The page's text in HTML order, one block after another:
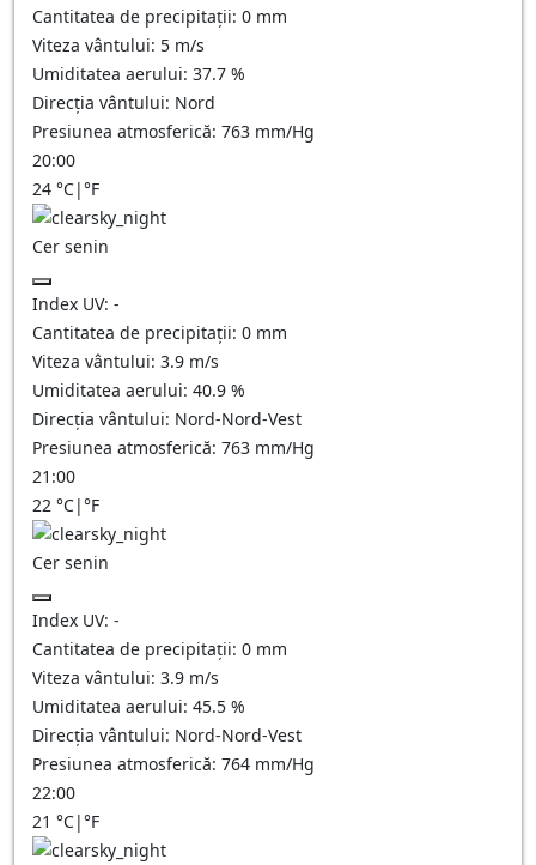
Cantitatea de precipitații: 0 mm
Viteza vântului: 5 m/s
Umiditatea aerului: 37.7 %
Direcția vântului: Nord
Presiunea atmosferică: 763 mm/Hg
20:00
24 °C|°F
Cer senin
Index UV: -
Cantitatea de precipitații: 0 mm
Viteza vântului: 3.9 m/s
Umiditatea aerului: 40.9 %
Direcția vântului: Nord-Nord-Vest
Presiunea atmosferică: 763 mm/Hg
21:00
22 °C|°F
Cer senin
Index UV: -
Cantitatea de precipitații: 0 mm
Viteza vântului: 3.9 m/s
Umiditatea aerului: 45.5 %
Direcția vântului: Nord-Nord-Vest
Presiunea atmosferică: 764 mm/Hg
22:00
21 °C|°F